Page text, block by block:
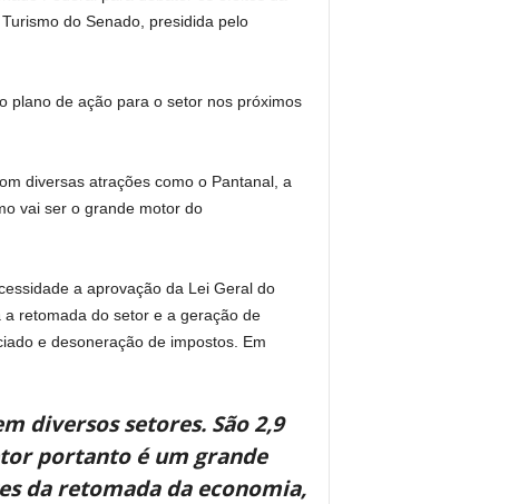
do Senado, presidida pelo
plano de ação para o setor nos próximos
diversas atrações como o Pantanal, a
vai ser o grande motor do
a aprovação da Lei Geral do
retomada do setor e a geração de
e desoneração de impostos. Em
diversos setores. São 2,9
portanto é um grande
da retomada da economia,